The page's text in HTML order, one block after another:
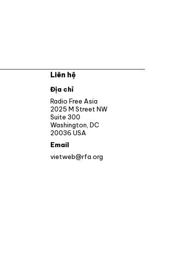
Liên hệ
Địa chỉ
Radio Free Asia
2025 M Street NW
Suite 300
Washington, DC
20036 USA
Email
vietweb@rfa.org